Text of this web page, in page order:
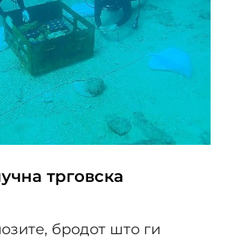
трговска
бродот што ги